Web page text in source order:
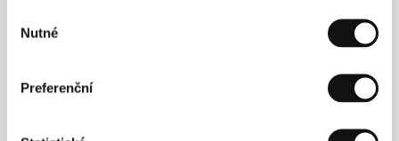
souhlasu
Nutné
Preferenční